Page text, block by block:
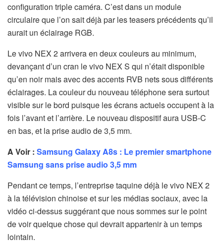
configuration triple caméra. C’est dans un module
circulaire que l’on sait déjà par les teasers précédents qu’il
aurait un éclairage RGB.
Le vivo NEX 2 arrivera en deux couleurs au minimum,
devançant d’un cran le vivo NEX S qui n’était disponible
qu’en noir mais avec des accents RVB nets sous différents
éclairages. La couleur du nouveau téléphone sera surtout
visible sur le bord puisque les écrans actuels occupent à la
fois l’avant et l’arrière. Le nouveau dispositif aura USB-C
en bas, et la prise audio de 3,5 mm.
A Voir : Samsung Galaxy A8s : Le premier smartphone
Samsung sans prise audio 3,5 mm
Pendant ce temps, l’entreprise taquine déjà le vivo NEX 2
à la télévision chinoise et sur les médias sociaux, avec la
vidéo ci-dessus suggérant que nous sommes sur le point
de voir quelque chose qui devrait appartenir à un temps
lointain.